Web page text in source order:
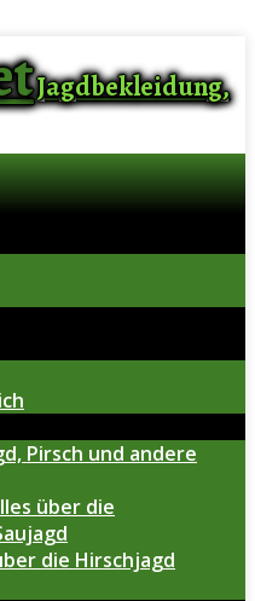
Jagdbekleidung,
Pirsch und andere
über die
die Hirschjagd